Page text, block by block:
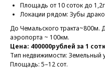
Площадь от 10 соток до
Локации рядом: Зубы
До Чемальского тракта~800м.
аэропорта ~ 100км.
Цена: 400000рублей за 1
Тип недвижимости: Земельный
Площадь: 5–12 сот.